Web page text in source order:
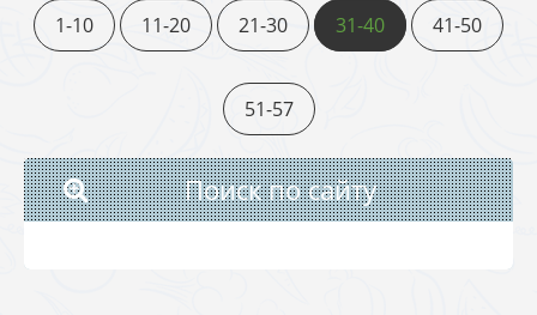
1-10 11-20 21-30 31-40 41-50
51-57
Поиск по сайту